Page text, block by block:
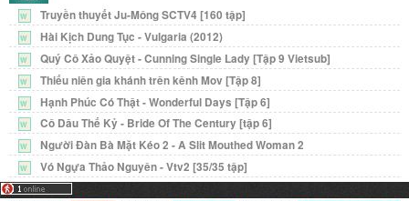
W Truyền thuyết Ju-Mông SCTV4 [160 tập]
W Hài Kịch Dung Tục - Vulgaria (2012)
W Quý Cô Xảo Quyệt - Cunning Single Lady [Tập 9 Vietsub]
W Thiếu niên gia khánh trên kênh Mov [Tập 8]
W Hạnh Phúc Có Thật - Wonderful Days [Tập 6]
W Cô Dâu Thế Kỷ - Bride Of The Century [tập 6]
W Người Đàn Bà Mặt Kéo 2 - A Slit Mouthed Woman 2
W Vó Ngựa Thảo Nguyên - Vtv2 [35/35 tập]